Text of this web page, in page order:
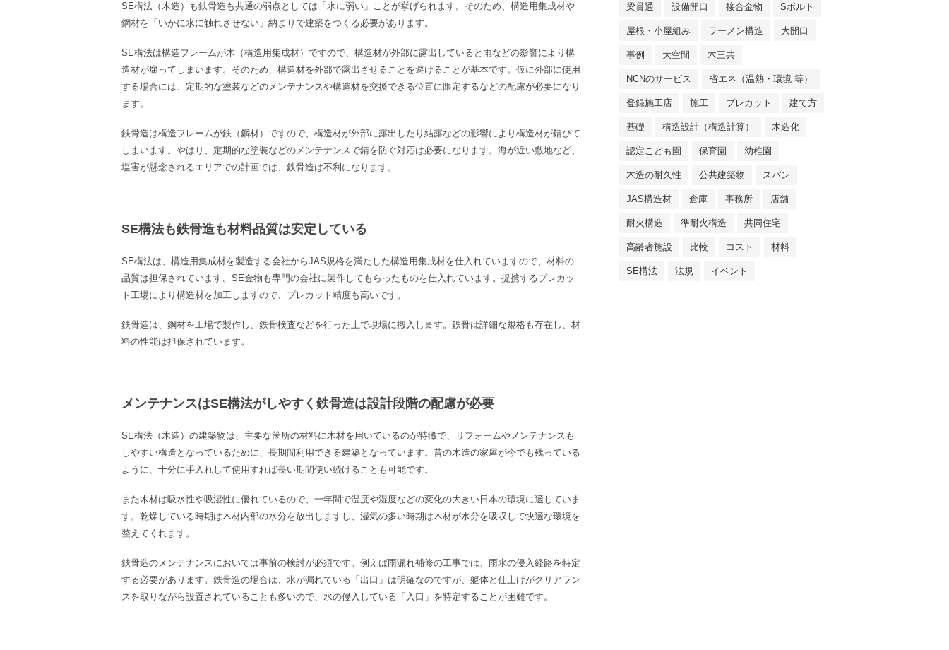
SE構法（木造）も鉄骨造も共通の弱点としては「水に弱い」ことが挙げられます。そのため、構造用集成材や
鋼材を「いかに水に触れさせない」納まりで建築をつくる必要があります。
SE構法は構造フレームが木（構造用集成材）ですので、構造材が外部に露出していると雨などの影響により構
造材が腐ってしまいます。そのため、構造材を外部で露出させることを避けることが基本です。仮に外部に使用
する場合には、定期的な塗装などのメンテナンスや構造材を交換できる位置に限定するなどの配慮が必要になり
ます。
鉄骨造は構造フレームが鉄（鋼材）ですので、構造材が外部に露出したり結露などの影響により構造材が錆びて
しまいます。やはり、定期的な塗装などのメンテナンスで錆を防ぐ対応は必要になります。海が近い敷地など、
塩害が懸念されるエリアでの計画では、鉄骨造は不利になります。
SE構法も鉄骨造も材料品質は安定している
SE構法は、構造用集成材を製造する会社からJAS規格を満たした構造用集成材を仕入れていますので、材料の
品質は担保されています。 SE金物も専門の会社に製作してもらったものを仕入れています。提携するプレカッ
ト工場により構造材を加工しますので、プレカット精度も高いです。
鉄骨造は、鋼材を工場で製作し、鉄骨検査などを行った上で現場に搬入します。鉄骨は詳細な規格も存在し、材
料の性能は担保されています。
メンテナンスはSE構法がしやすく鉄骨造は設計段階の配慮が必要
SE構法（木造）の建築物は、主要な箇所の材料に木材を用いているのが特徴で、リフォームやメンテナンスも
しやすい構造となっているために、長期間利用できる建築となっています。昔の木造の家屋が今でも残っている
ように、十分に手入れして使用すれば長い期間使い続けることも可能です。
また木材は吸水性や吸湿性に優れているので、一年間で温度や湿度などの変化の大きい日本の環境に適していま
す。乾燥している時期は木材内部の水分を放出しますし、湿気の多い時期は木材が水分を吸収して快適な環境を
整えてくれます。
鉄骨造のメンテナンスにおいては事前の検討が必須です。例えば雨漏れ補修の工事では、雨水の侵入経路を特定
する必要があります。鉄骨造の場合は、水が漏れている「出口」は明確なのですが、躯体と仕上げがクリアラン
スを取りながら設置されていることも多いので、水の侵入している「入口」を特定することが困難です。
梁貫通 設備開口 接合金物 Sボルト
屋根・小屋組み ラーメン構造 大開口
事例 大空間 木三共
NCNのサービス 省エネ（温熱・環境 等）
登録施工店 施工 プレカット 建て方
基礎 構造設計（構造計算） 木造化
認定こども園 保育園 幼稚園
木造の耐久性 公共建築物 スパン
JAS構造材 倉庫 事務所 店舗
耐火構造 準耐火構造 共同住宅
高齢者施設 比較 コスト 材料
SE構法 法規 イベント